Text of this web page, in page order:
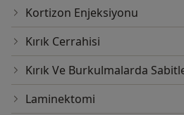
Kortizon Enjeksiyonu
Kırık Cerrahisi
Kırık Ve Burkulmalarda
Laminektomi